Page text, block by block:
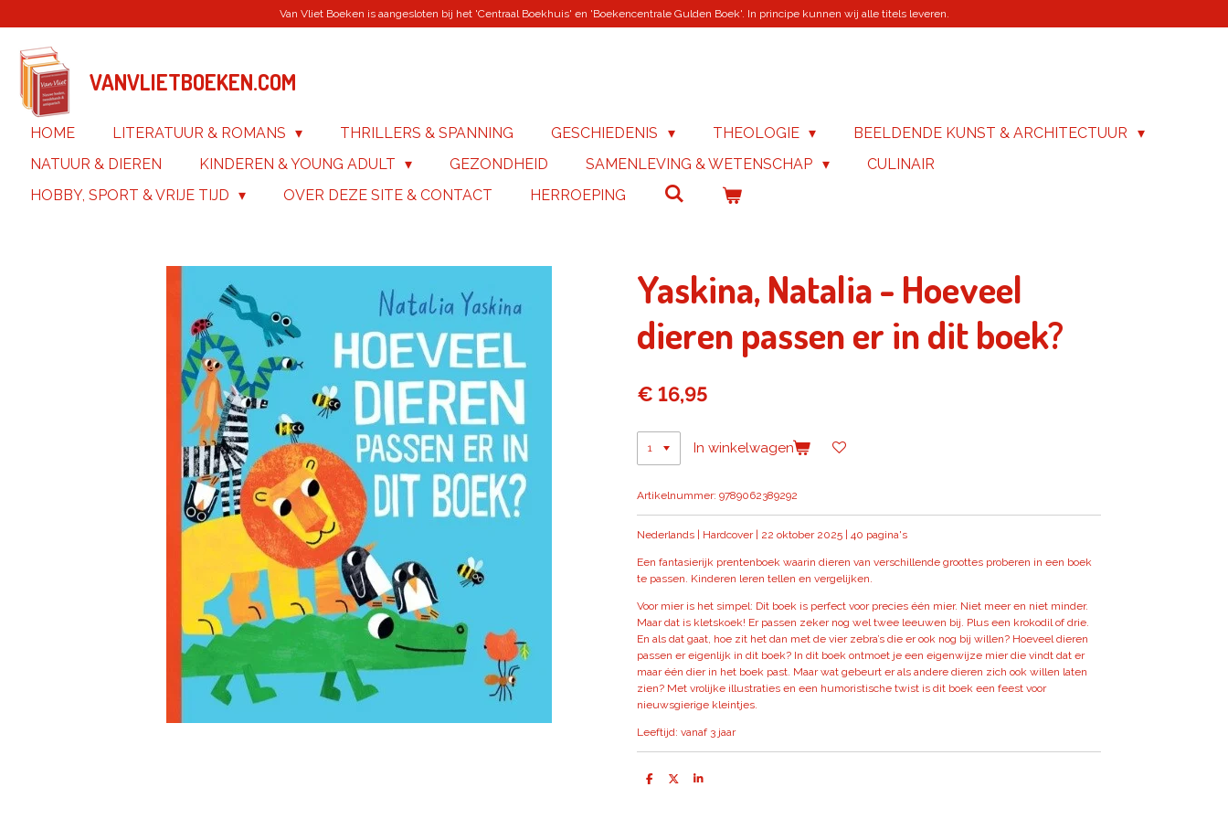
naar
hoofdinhoud
Van Vliet Boeken is aangesloten bij het 'Centraal Boekhuis' en 'Boekencentrale Gulden Boek'. In principe kunnen wij alle titels leveren.
VANVLIETBOEKEN.COM
HOME LITERATUUR & ROMANS THRILLERS & SPANNING GESCHIEDENIS THEOLOGIE
BEELDENDE KUNST & ARCHITECTUUR
NATUUR & DIEREN
KINDEREN & YOUNG ADULT GEZONDHEID SAMENLEVING & WETENSCHAP
CULINAIR
HOBBY, SPORT & VRIJE TIJD
OVER DEZE SITE & CONTACT HERROEPING
Yaskina, Natalia - Hoeveel
dieren passen er in dit boek?
€ 16,95
In winkelwagen
Artikelnummer: 9789062389292
Nederlands | Hardcover | 22 oktober 2025 | 40 pagina's
Een fantasierijk prentenboek waarin dieren van verschillende groottes proberen in een boek
te passen. Kinderen leren tellen en vergelijken.
Voor mier is het simpel: Dit boek is perfect voor precies één mier. Niet meer en niet minder.
Maar dat is kletskoek! Er passen zeker nog wel twee leeuwen bij. Plus een krokodil of drie.
En als dat gaat, hoe zit het dan met de vier zebra’s die er ook nog bij willen? Hoeveel dieren
passen er eigenlijk in dit boek? In dit boek ontmoet je een eigenwijze mier die vindt dat er
maar één dier in het boek past. Maar wat gebeurt er als andere dieren zich ook willen laten
zien? Met vrolijke illustraties en een humoristische twist is dit boek een feest voor
nieuwsgierige kleintjes.
Leeftijd: vanaf 3 jaar
D
D
S